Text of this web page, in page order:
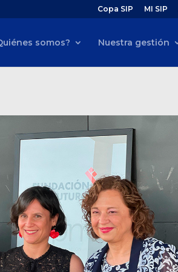
Copa SIP MI SIP
somos? Nuestra gestión